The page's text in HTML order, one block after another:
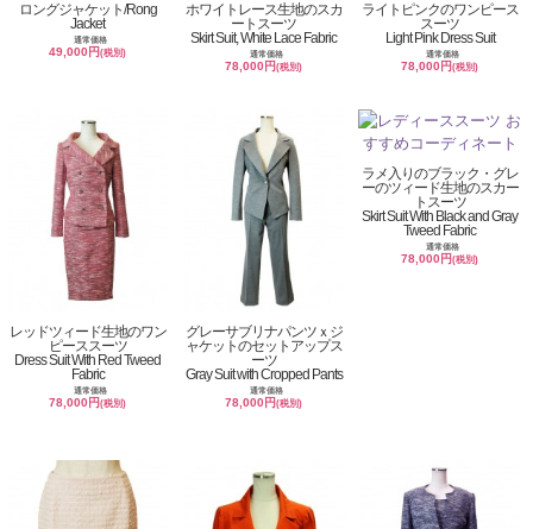
ロングジャケット/Rong
Jacket
通常価格
49,000円(税別)
ホワイトレース生地のスカ
ートスーツ
Skirt Suit, White Lace Fabric
通常価格
78,000円(税別)
ライトピンクのワンピース
スーツ
Light Pink Dress Suit
通常価格
78,000円(税別)
レッドツィード生地のワン
ピーススーツ
Dress Suit With Red Tweed
Fabric
通常価格
78,000円(税別)
グレーサブリナパンツｘジ
ャケットのセットアップス
ーツ
Gray Suit with Cropped Pants
通常価格
78,000円(税別)
ラメ入りのブラック・グレ
ーのツィード生地のスカー
トスーツ
Skirt Suit With Black and Gray
Tweed Fabric
通常価格
78,000円(税別)